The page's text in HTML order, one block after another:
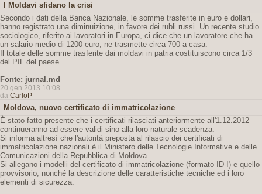
I Moldavi sfidano la crisi
Secondo i dati della Banca Nazionale, le somme trasferite in euro e dollari,
hanno registrato una diminuizione, in favore dei rubli russi. Un recente studio
sociologico, riferito ai lavoratori in Europa, ci dice che un lavoratore che ha
un salario medio di 1200 euro, ne trasmette circa 700 a casa.
Il totale delle somme trasferite dai moldavi in patria costituiscono circa 1/3
del PIL del paese.
Fonte: jurnal.md
20 gen 2013 10:08
da CarloP
Moldova, nuovo certificato di immatricolazione
È stato fatto presente che i certificati rilasciati anteriormente all'1.12.2012
continueranno ad essere validi sino alla loro naturale scadenza.
Si informa altresì che l'autorità preposta al rilascio dei certificati di
immatricolazione nazionali è il Ministero delle Tecnologie Informative e delle
Comunicazioni della Repubblica di Moldova.
Si allegano i modelli del certificato di immatricolazione (formato ID-I) e quello
provvisorio, nonché la descrizione delle caratteristiche tecniche ed i loro
elementi di sicurezza.